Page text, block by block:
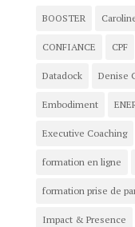
BOOSTER
CONFIANCE CPF
Datadock Denise
Embodiment
Executive Coaching
formation en ligne
formation prise de
Impact & Presence